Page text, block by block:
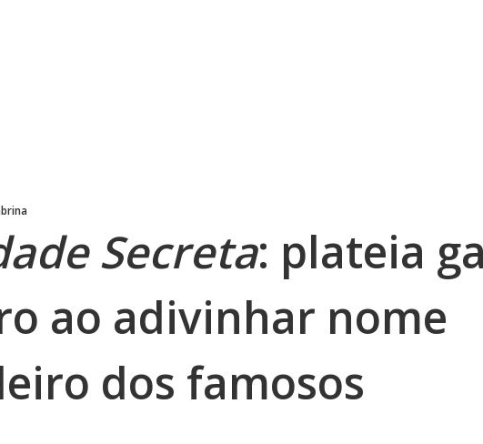
Secreta: plateia
ao adivinhar nome
dos famosos